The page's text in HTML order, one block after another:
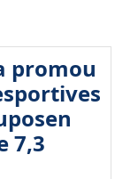
promou
7,3